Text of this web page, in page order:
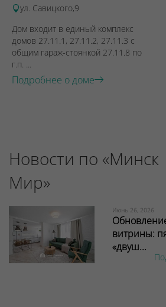
ул. Савицкого,9
Дом входит в единый комплекс
домов 27.11.1, 27.11.2, 27.11.3 с
общим гараж-стоянкой 27.11.8 по
г.п. ...
Подробнее о доме
Новости по «Минск
Мир»
Июнь 26, 2026
витрины:
«двуш...